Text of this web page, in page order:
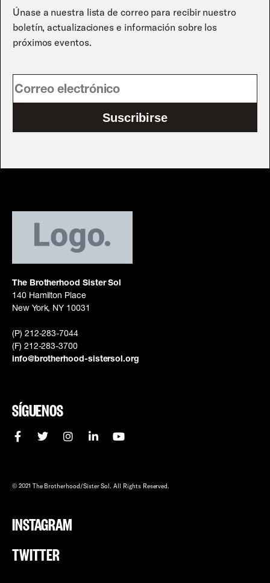
Únase a nuestra lista de correo para recibir nuestro
boletín, actualizaciones e información sobre los
próximos eventos.
Suscribirse
The Brotherhood Sister Sol
140 Hamilton Place
New York, NY 10031
(P) 212-283-7044
(F) 212-283-3700
info@brotherhood-sistersol.org
SÍGUENOS
© 2021 The Brotherhood/Sister Sol. All Rights Reserved.
INSTAGRAM
TWITTER